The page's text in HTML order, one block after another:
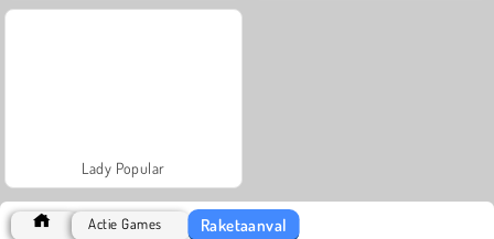
Lady Popular
Actie Games Raketaanval